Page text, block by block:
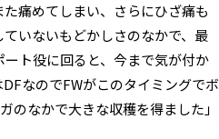
痛めてしまい、さらにひざ痛も
いないもどかしさのなかで、最
ト役に回ると、今まで気が付か
なのでFWがこのタイミングでボ
なかで大きな収穫を得ました」